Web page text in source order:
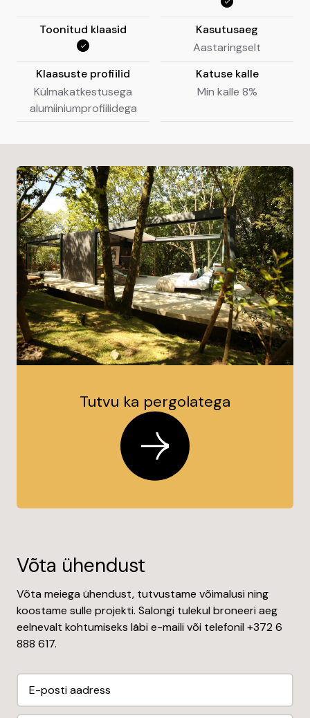
Toonitud klaasid
Kasutusaeg
Aastaringselt
Klaasuste profiilid
Külmakatkestusega
alumiiniumprofiilidega
Katuse kalle
Min kalle 8%
Tutvu ka pergolatega
Võta ühendust
Võta meiega ühendust, tutvustame võimalusi ning
koostame sulle projekti. Salongi tulekul broneeri aeg
eelnevalt kohtumiseks läbi e-maili või telefonil +372 6
888 617.